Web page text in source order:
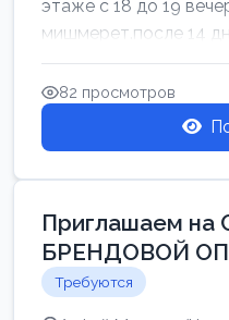
этаже с 18 до 19
мишмерет.после 14
82 просмотров
Приглашаем на
БРЕНДОВОЙ
Требуются